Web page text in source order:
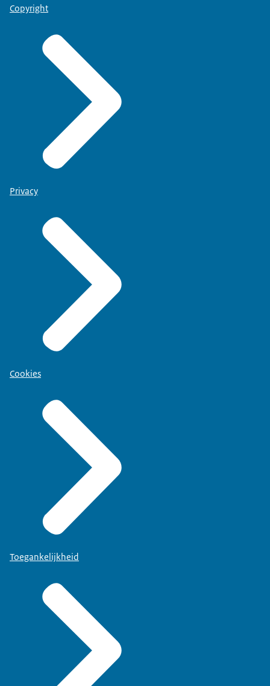
Copyright
Privacy
Cookies
Toegankelijkheid